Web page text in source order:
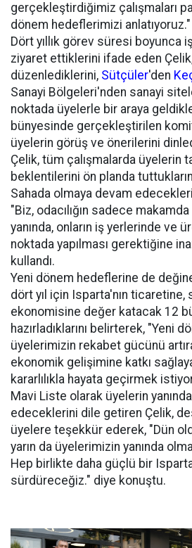
gerçekleştirdiğimiz çalışmaları
dönem hedeflerimizi
Dört yıllık görev süresi boyunca
ziyaret ettiklerini ifade eden
düzenlediklerini, Sütçüler'den
Sanayi Bölgeleri'nden sanayi
noktada üyelerle bir araya
bünyesinde gerçekleştirilen
üyelerin görüş ve önerilerini
Çelik, tüm çalışmalarda üyelerin
beklentilerini ön planda
Sahada olmaya devam
"Biz, odacılığın sadece
yanında, onların iş yerlerinde ve
noktada yapılması gerektiğine
kullandı.
Yeni dönem hedeflerine de
dört yıl için Isparta'nın ticaretine,
ekonomisine değer katacak 12
hazırladıklarını belirterek, "Yeni
üyelerimizin rekabet gücünü
ekonomik gelişimine katkı
kararlılıkla hayata geçirmek
Mavi Liste olarak üyelerin
edeceklerini dile getiren Çelik,
üyelere teşekkür ederek, "Dün
yarın da üyelerimizin yanında
Hep birlikte daha güçlü bir
sürdüreceğiz." diye konuştu.